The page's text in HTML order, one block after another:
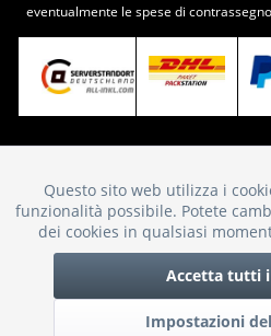
eventualmente le spese di
Funktionale
Marketing
Questo sito web utilizza i
funzionalità possibile. Potete
dei cookies in qualsiasi
Accetta tutti
Impostazioni